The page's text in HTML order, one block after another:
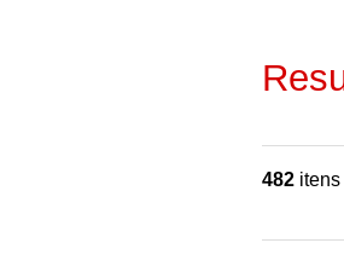
482